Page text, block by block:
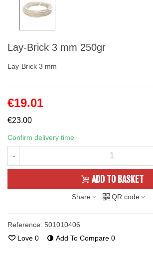
Lay-Brick 3 mm 250gr
Lay-Brick 3 mm
€19.01
€23.00
Confirm delivery time
-
ADD TO BASKET
Share QR code
Reference: 501010406
Love 0 Add To Compare 0